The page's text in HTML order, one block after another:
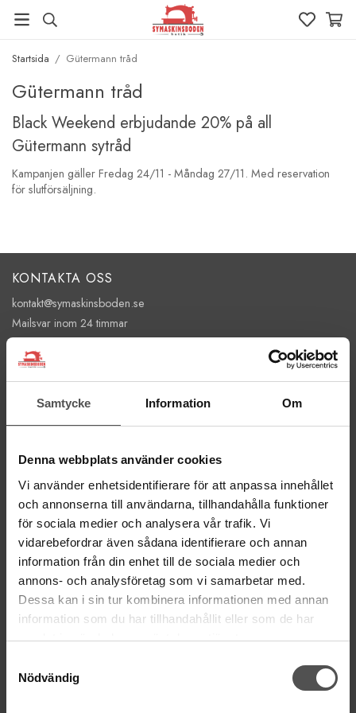
Samtycke Information Om
Denna webbplats använder cookies
Vi använder enhetsidentifierare för att anpassa innehållet
och annonserna till användarna, tillhandahålla funktioner
för sociala medier och analysera vår trafik. Vi
vidarebefordrar även sådana identifierare och annan
information från din enhet till de sociala medier och
annons- och analysföretag som vi samarbetar med.
Dessa kan i sin tur kombinera informationen med annan
information som du har tillhandahållit eller som de har
samlat in när du har använt deras tjänster.
Nödvändig
Startsida / Gütermann tråd
Gütermann tråd
Black Weekend erbjudande 20% på all
Gütermann sytråd
Kampanjen gäller Fredag 24/11 - Måndag 27/11. Med reservation
för slutförsäljning.
KONTAKTA OSS
kontakt@symaskinsboden.se
Mailsvar inom 24 timmar
Kungsgatan 70E, 753 41 Uppsala
Mån-Tor 11:00 - 18:00
Lörd Stängt Juli-Aug
© Copyrightskyddat material på sidan. Sevillkor
HANDLA
Villkor
Logga in